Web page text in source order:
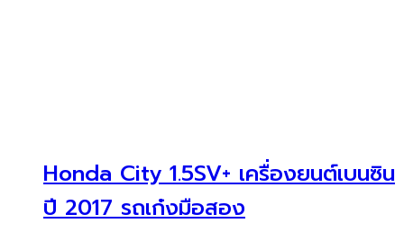
Honda City 1.5SV+ เครื่องยนต์เบนซิน
ปี 2017 รถเก๋งมือสอง